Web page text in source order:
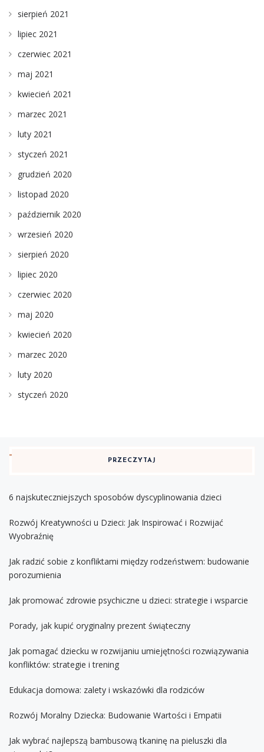
sierpień 2021
lipiec 2021
czerwiec 2021
maj 2021
kwiecień 2021
marzec 2021
luty 2021
styczeń 2021
grudzień 2020
listopad 2020
październik 2020
wrzesień 2020
sierpień 2020
lipiec 2020
czerwiec 2020
maj 2020
kwiecień 2020
marzec 2020
luty 2020
styczeń 2020
PRZECZYTAJ
6 najskuteczniejszych sposobów dyscyplinowania dzieci
Rozwój Kreatywności u Dzieci: Jak Inspirować i Rozwijać
Wyobraźnię
Jak radzić sobie z konfliktami między rodzeństwem: budowanie
porozumienia
Jak promować zdrowie psychiczne u dzieci: strategie i wsparcie
Porady, jak kupić oryginalny prezent świąteczny
Jak pomagać dziecku w rozwijaniu umiejętności rozwiązywania
konfliktów: strategie i trening
Edukacja domowa: zalety i wskazówki dla rodziców
Rozwój Moralny Dziecka: Budowanie Wartości i Empatii
Jak wybrać najlepszą bambusową tkaninę na pieluszki dla